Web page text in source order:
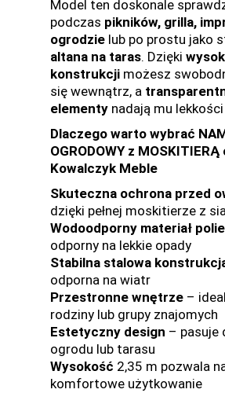
Model ten doskonale
podczas pikników, grilla,
ogrodzie lub po prostu jako
altana na taras. Dzięki
konstrukcji możesz
się wewnątrz, a
elementy nadają mu
Dlaczego warto wybrać
OGRODOWY z MOSKITIERĄ
Kowalczyk Meble
Skuteczna ochrona przed
dzięki pełnej moskitierze z
Wodoodporny materiał
odporny na lekkie opady
Stabilna stalowa
odporna na wiatr
Przestronne wnętrze –
rodziny lub grupy znajomych
Estetyczny design – pasuje
ogrodu lub tarasu
Wysokość 2,35 m pozwala
komfortowe użytkowanie